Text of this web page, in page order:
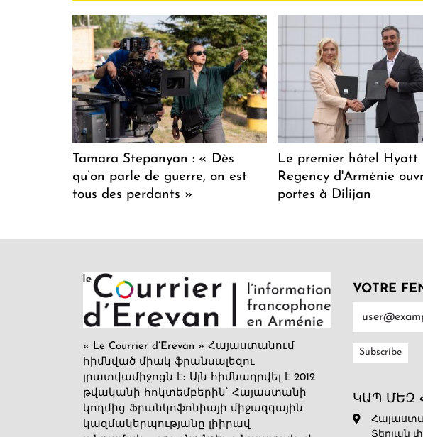
Tamara Stepanyan : « Dès
qu’on parle de guerre, on est
tous des perdants »
Le premier hôtel Hyatt
Regency d'Arménie
portes à Dilijan
« Le Courrier d’Erevan » Հայաստանում
հիմնված միակ ֆրանսալեզու
լրատվամիջոցն է։ Այն հիմնադրվել է 2012
թվականի հոկտեմբերին՝ Հայաստանի
կողմից Ֆրանկոֆոնիայի միջազգային
կազմակերպությանը լիիրավ
VOTRE
ԿԱՊ ՄԵԶ
Տերյան